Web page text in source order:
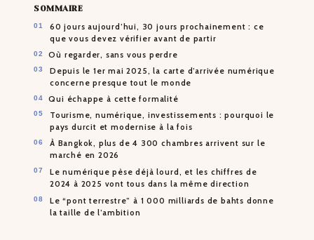
SOMMAIRE
60 jours aujourd’hui, 30 jours prochainement : ce
que vous devez vérifier avant de partir
Où regarder, sans vous perdre
Depuis le 1er mai 2025, la carte d’arrivée numérique
concerne presque tout le monde
Qui échappe à cette formalité
Tourisme, numérique, investissements : pourquoi le
pays durcit et modernise à la fois
À Bangkok, plus de 4 300 chambres arrivent sur le
marché en 2026
Le numérique pèse déjà lourd, et les chiffres de
2024 à 2025 vont tous dans la même direction
Le “pont terrestre” à 1 000 milliards de bahts donne
la taille de l’ambition